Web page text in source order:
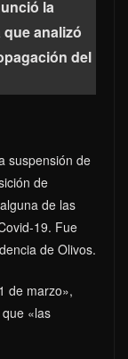
la
analizó
del
suspensión de
de
de las
19. Fue
de Olivos.
de marzo»,
«las